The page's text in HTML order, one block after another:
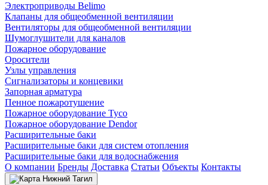
Электроприводы Belimo
Клапаны для общеобменной вентиляции
Вентиляторы для общеобменной вентиляции
Шумоглушители для каналов
Пожарное оборудование
Оросители
Узлы управления
Сигнализаторы и концевики
Запорная арматура
Пенное пожаротушение
Пожарное оборудование Tyco
Пожарное оборудование Dendor
Расширительные баки
Расширительные баки для систем отопления
Расширительные баки для водоснабжения
О компании Бренды Доставка Статьи Объекты Контакты
Нижний Тагил